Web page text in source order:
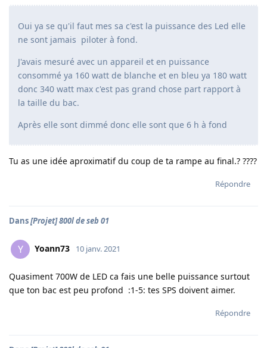
Oui ya se qu'il faut mes sa c'est la puissance des Led elle
ne sont jamais piloter à fond.
J'avais mesuré avec un appareil et en puissance
consommé ya 160 watt de blanche et en bleu ya 180 watt
donc 340 watt max c'est pas grand chose part rapport à
la taille du bac.
Après elle sont dimmé donc elle sont que 6 h à fond
Tu as une idée aproximatif du coup de ta rampe au final.? ????
Répondre
Dans[Projet] 800l de seb 01
Y Yoann73 10 janv. 2021
Quasiment 700W de LED ca fais une belle puissance surtout
que ton bac est peu profond :1-5: tes SPS doivent aimer.
Répondre